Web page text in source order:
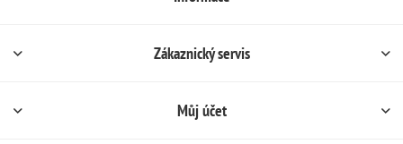
Zákaznický servis
Můj účet